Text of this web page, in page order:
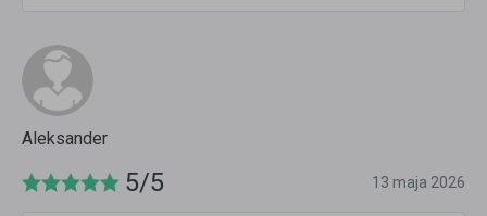
Aleksander
5/5 13 maja 2026